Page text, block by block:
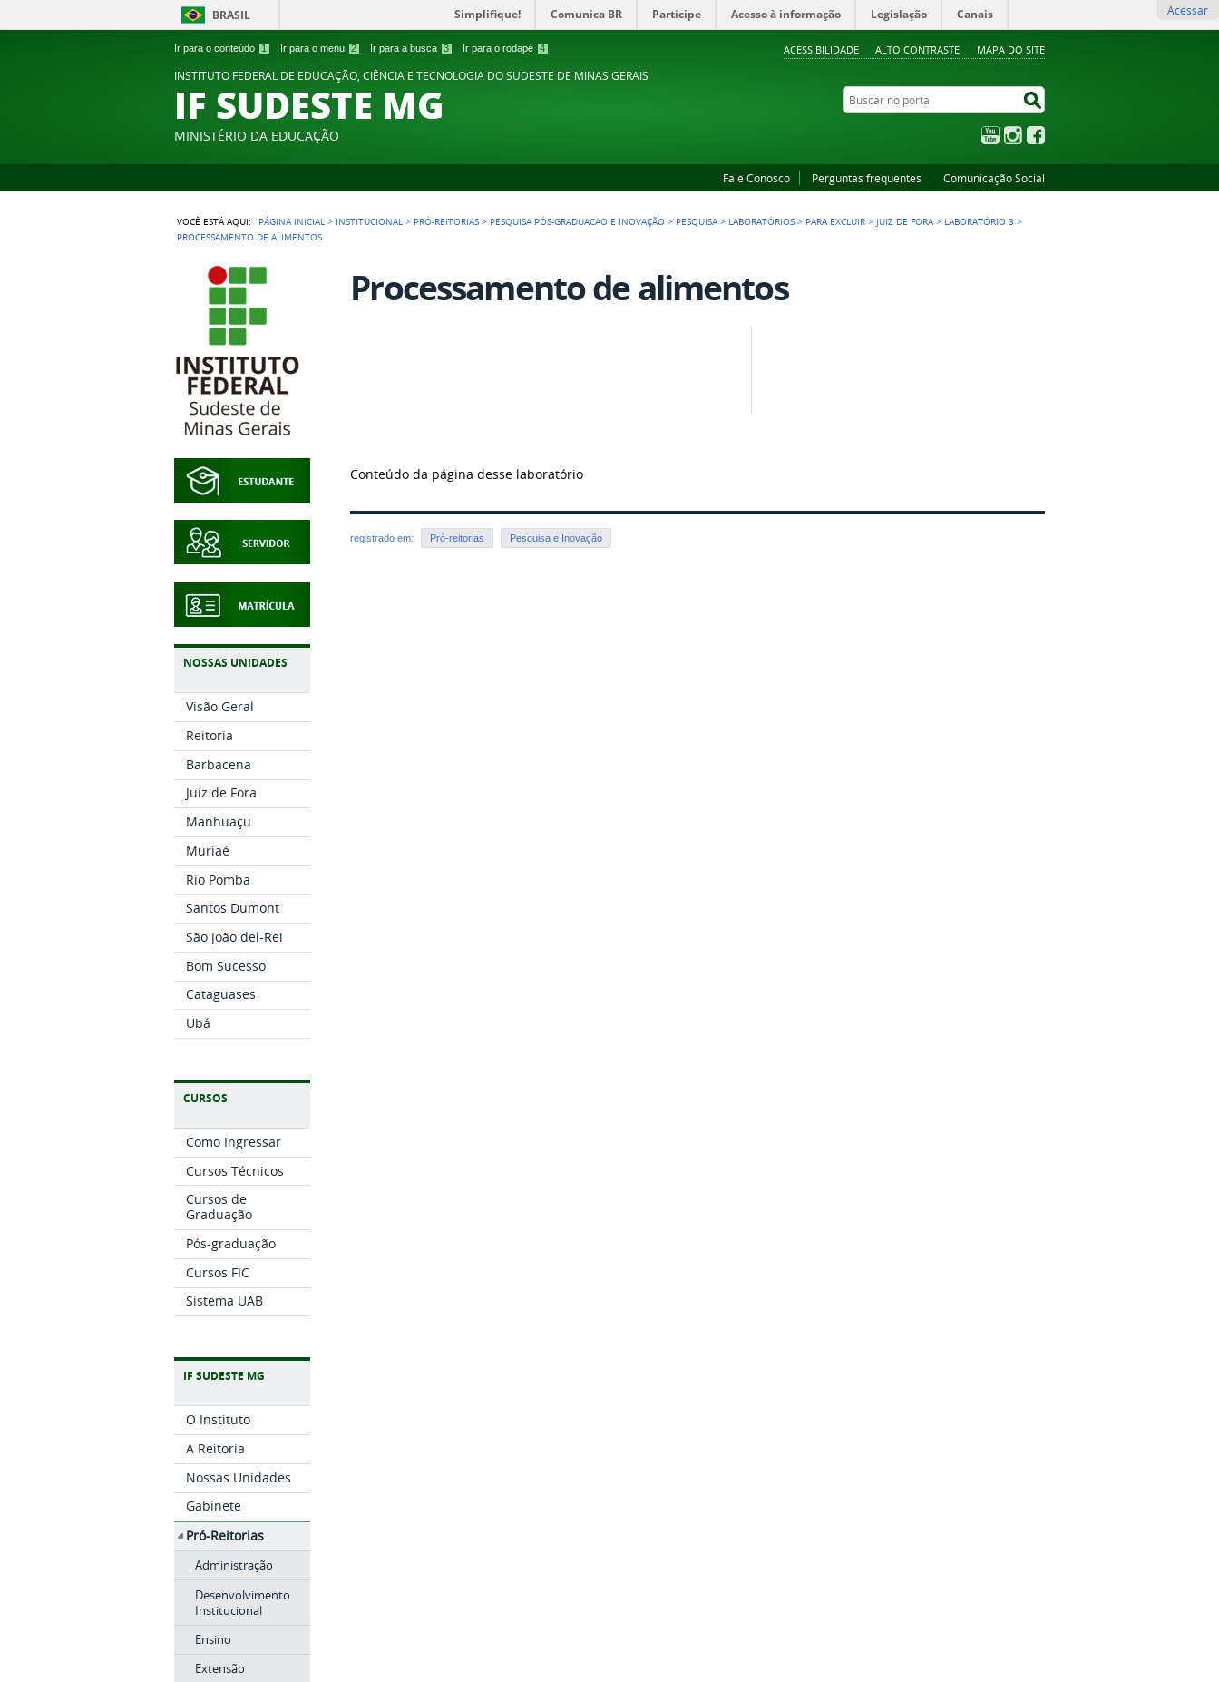
Ir para o conteúdo 1 Ir para o menu 2 Ir para a busca 3 Ir para o rodapé 4 ACESSIBILIDADE ALTO CONTRASTE MAPA DO SITE
BRASIL Simplifique! Comunica BR Participe Acesso à informação Legislação Canais Acessar
INSTITUTO FEDERAL DE EDUCAÇÃO, CIÊNCIA E TECNOLOGIA DO SUDESTE DE MINAS GERAIS
IF SUDESTE MG
MINISTÉRIO DA EDUCAÇÃO
Buscar no portal
YouTubeInstagram
Fale Conosco Perguntas frequentes Comunicação Social
VOCÊ ESTÁ AQUI: PÁGINA INICIAL > INSTITUCIONAL > PRÓ-REITORIAS > PESQUISA PÓS-GRADUACAO E INOVAÇÃO > PESQUISA > LABORATÓRIOS > PARA EXCLUIR > JUIZ DE FORA > LABORATÓRIO 3 >
PROCESSAMENTO DE ALIMENTOS
NOSSAS UNIDADES
Visão Geral
Reitoria
Barbacena
Juiz de Fora
Manhuaçu
Muriaé
Rio Pomba
Santos Dumont
São João del-Rei
Bom Sucesso
Cataguases
Ubá
CURSOS
Como Ingressar
Cursos Técnicos
Cursos de
Graduação
Pós-graduação
Cursos FIC
Sistema UAB
IF SUDESTE MG
O Instituto
A Reitoria
Nossas Unidades
Gabinete
Pró-Reitorias
Administração
Desenvolvimento
Institucional
Ensino
Extensão
Processamento de alimentos
Conteúdo da página desse laboratório
registrado em: Pró-reitorias Pesquisa e Inovação